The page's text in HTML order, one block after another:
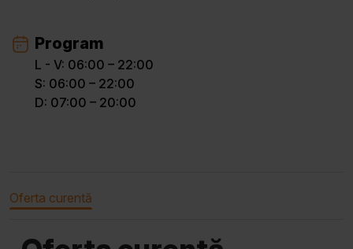
Program
L - V: 06:00 – 22:00
S: 06:00 – 22:00
D: 07:00 – 20:00
Oferta curentă